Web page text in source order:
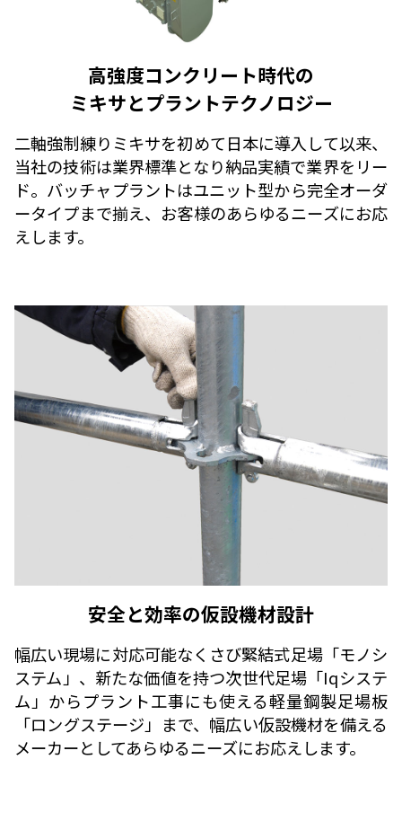
高強度コンクリート時代の
ミキサとプラントテクノロジー
二軸強制練りミキサを初めて日本に導入して以来、
当社の技術は業界標準となり納品実績で業界をリー
ド。バッチャプラントはユニット型から完全オーダ
ータイプまで揃え、お客様のあらゆるニーズにお応
えします。
安全と効率の仮設機材設計
幅広い現場に対応可能なくさび緊結式足場「モノシ
ステム」、新たな価値を持つ次世代足場「Iqシステ
ム」からプラント工事にも使える軽量鋼製足場板
「ロングステージ」まで、幅広い仮設機材を備える
メーカーとしてあらゆるニーズにお応えします。